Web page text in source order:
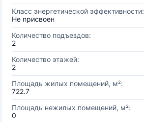
Класс энергетической эффективности:
Не присвоен
Количество подъездов:
2
Количество этажей:
2
Площадь жилых помещений, м²:
722.7
Площадь нежилых помещений, м²:
0